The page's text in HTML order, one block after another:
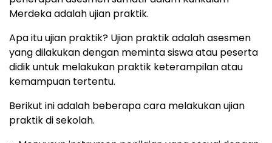
Merdeka adalah ujian praktik.
Apa itu ujian praktik? Ujian praktik adalah asesmen
yang dilakukan dengan meminta siswa atau peserta
didik untuk melakukan praktik keterampilan atau
kemampuan tertentu.
Berikut ini adalah beberapa cara melakukan ujian
praktik di sekolah.